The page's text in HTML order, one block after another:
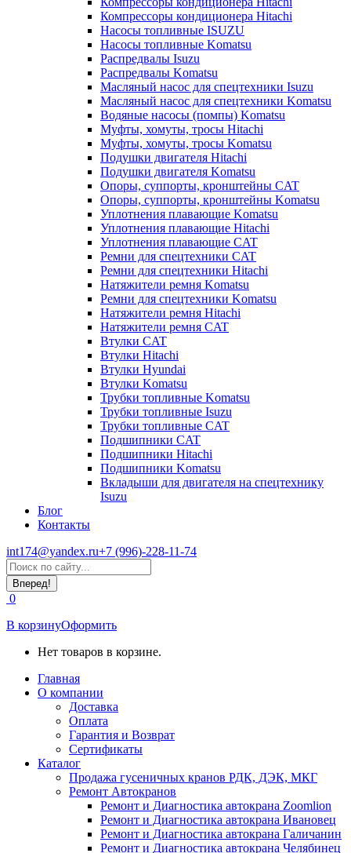
Компрессоры кондиционера Hitachi
Насосы топливные ISUZU
Насосы топливные Komatsu
Распредвалы Isuzu
Распредвалы Komatsu
Масляный насос для спецтехники Isuzu
Масляный насос для спецтехники Komatsu
Водяные насосы (помпы) Komatsu
Муфты, хомуты, тросы Hitachi
Муфты, хомуты, тросы Komatsu
Подушки двигателя Hitachi
Подушки двигателя Komatsu
Опоры, суппорты, кронштейны CAT
Опоры, суппорты, кронштейны Komatsu
Уплотнения плавающие Komatsu
Уплотнения плавающие Hitachi
Уплотнения плавающие CAT
Ремни для спецтехники CAT
Ремни для спецтехники Hitachi
Натяжители ремня Komatsu
Ремни для спецтехники Komatsu
Натяжители ремня Hitachi
Натяжители ремня CAT
Втулки CAT
Втулки Hitachi
Втулки Hyundai
Втулки Komatsu
Трубки топливные Komatsu
Трубки топливные Isuzu
Трубки топливные CAT
Подшипники CAT
Подшипники Hitachi
Подшипники Komatsu
Вкладыши для двигателя на спецтехнику
Isuzu
Блог
Контакты
int174@yandex.ru+7 (996)-228-11-74
Страница
WhatsApp
открывается
в
новом
окне
Поиск:
0
В корзинуОформить
Нет товаров в корзине.
Главная
О компании
Доставка
Оплата
Гарантия и Возврат
Сертификаты
Каталог
Продажа гусеничных кранов РДК, ДЭК, МКГ
Ремонт Автокранов
Ремонт и Диагностика автокрана Zoomlion
Ремонт и Диагностика автокрана Ивановец
Ремонт и Диагностика автокрана Галичанин
Ремонт и Диагностика автокрана Челябинец